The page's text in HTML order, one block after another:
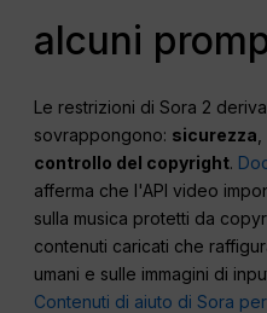
alcuni
Le restrizioni di Sora 2
sovrappongono: sicurezza
controllo del copyright.
afferma che l'API video
sulla musica protetti da
contenuti caricati che
umani e sulle immagini di
Contenuti di aiuto di Sora